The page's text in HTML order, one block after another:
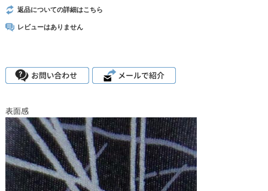
返品についての詳細はこちら
レビューはありません
表面感